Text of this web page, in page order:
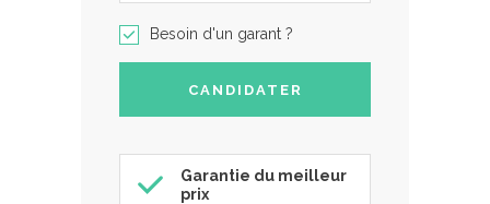
Besoin d'un garant ?
Garantie du meilleur
prix